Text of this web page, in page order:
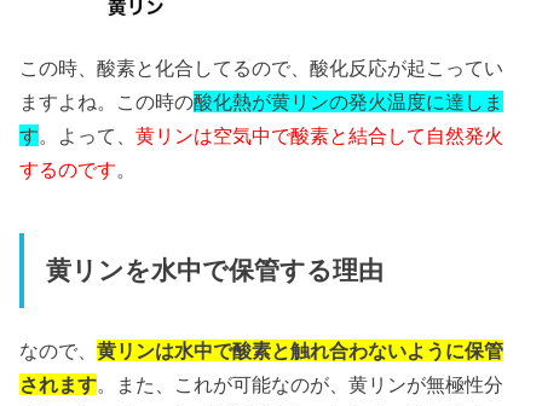
この時、酸素と化合してるので、酸化反応が起こってい
ますよね。この時の酸化熱が黄リンの発火温度に達しま
す。よって、黄リンは空気中で酸素と結合して自然発火
するのです。
黄リンを水中で保管する理由
なので、黄リンは水中で酸素と触れ合わないように保管
されます。また、これが可能なのが、黄リンが無極性分